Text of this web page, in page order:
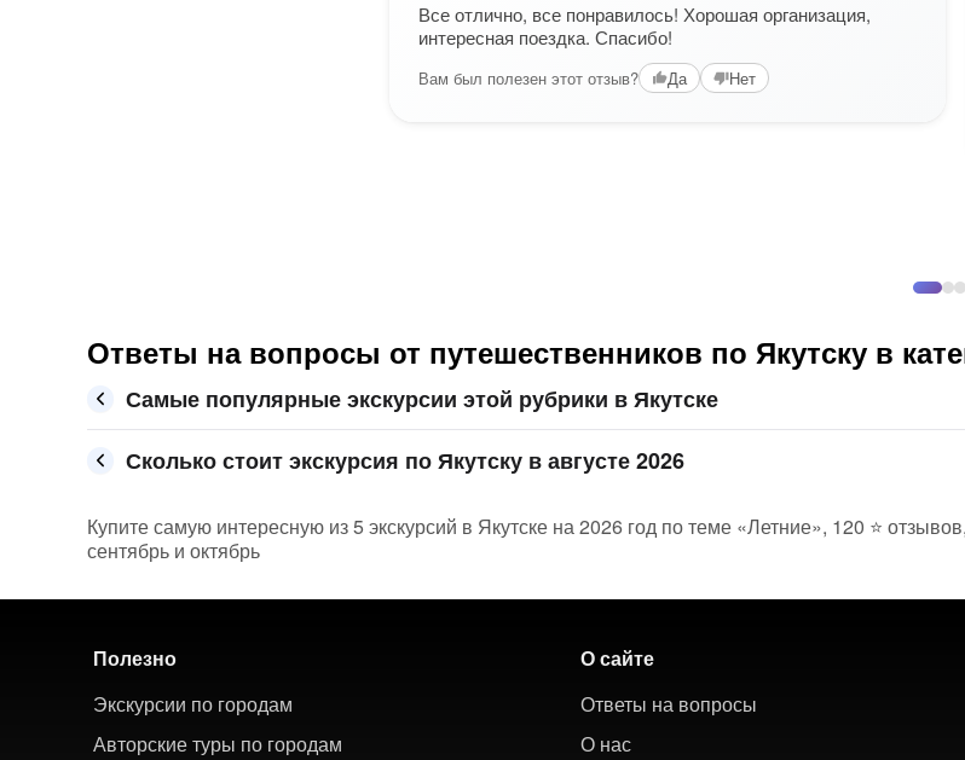
Все отлично, все понравилось! Хорошая организация,
интересная поездка. Спасибо!
Вам был полезен этот отзыв? Да Нет
Ответы на вопросы от путешественников по Якутску в
Самые популярные экскурсии этой рубрики в Якутске
Сколько стоит экскурсия по Якутску в августе 2026
Купите самую интересную из 5 экскурсий в Якутске на 2026 год по теме «Летние», 120 ⭐
сентябрь и октябрь
Полезно
Экскурсии по городам
Авторские туры по городам
О сайте
Ответы на вопросы
О нас